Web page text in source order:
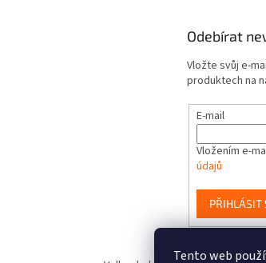
Tento web
Odebírat
Vložte svůj e-
produktech na
E-mail
Vložením e-
údajů
PŘIHLÁSIT